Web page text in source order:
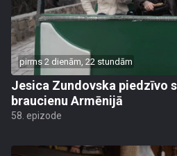
pirms 2 dienām, 22 stundām
Jesica Zundovska piedzīvo
braucienu Armēnijā
58. epizode